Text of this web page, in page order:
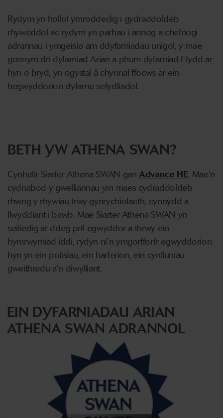
Rydym yn hollol ymroddedig i gydraddoldeb
rhyweddol ac rydym yn parhau i annog a chefnogi
adrannau i ymgeisio am ddyfarniadau unigol, y mae
gennym dri dyfarniad Arian a phum dyfarniad Efydd ar
hyn o bryd, yn ogystal â chynnal ffocws ar ein
hegwyddorion dyfarnu sefydliadol.
BETH YW ATHENA SWAN?
Cynhelir Siarter Athena SWAN ganAdvance HE. Mae’n
cydnabod y gwelliannau ym maes cydraddoldeb
rhwng y rhywiau trwy gynrychiolaeth, cynnydd a
llwyddiant i bawb. Mae Siarter Athena SWAN yn
seiliedig ar ddeg prif egwyddor a thrwy ein
hymrwymiad iddi, rydyn ni’n ymgorffori’r egwyddorion
hyn yn ein polisïau, ein harferion, ein cynlluniau
gweithredu a’n diwylliant.
EIN DYFARNIADAU ARIAN
ATHENA SWAN ADRANNOL